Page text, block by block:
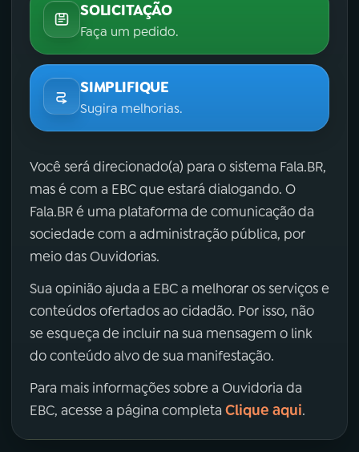
SOLICITAÇÃO
Faça um pedido.
SIMPLIFIQUE
Sugira melhorias.
Você será direcionado(a) para o sistema Fala.BR,
mas é com a EBC que estará dialogando. O
Fala.BR é uma plataforma de comunicação da
sociedade com a administração pública, por
meio das Ouvidorias.
Sua opinião ajuda a EBC a melhorar os serviços e
conteúdos ofertados ao cidadão. Por isso, não
se esqueça de incluir na sua mensagem o link
do conteúdo alvo de sua manifestação.
Para mais informações sobre a Ouvidoria da
EBC, acesse a página completa Clique aqui.